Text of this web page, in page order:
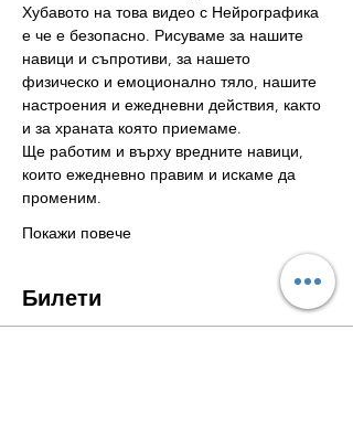
Хубавото на това видео с Нейрографика
е че е безопасно. Рисуваме за нашите
навици и съпротиви, за нашето
физическо и емоционално тяло, нашите
настроения и ежедневни действия, както
и за храната която приемаме.
Ще работим и върху вредните навици,
които ежедневно правим и искаме да
променим.
Покажи повече
Билети